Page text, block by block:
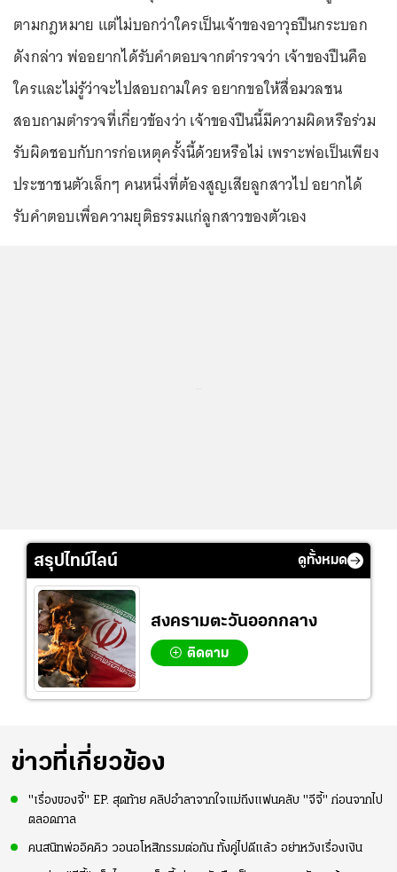
ตามกฎหมาย แต่ไม่บอกว่าใครเป็นเจ้าของอาวุธปืนกระบอก
ดังกล่าว พ่ออยากได้รับคำตอบจากตำรวจว่า เจ้าของปืนคือ
ใครและไม่รู้ว่าจะไปสอบถามใคร อยากขอให้สื่อมวลชน
สอบถามตำรวจที่เกี่ยวข้องว่า เจ้าของปืนนี้มีความผิดหรือร่วม
รับผิดชอบกับการก่อเหตุครั้งนี้ด้วยหรือไม่ เพราะพ่อเป็นเพียง
ประชาชนตัวเล็กๆ คนหนึ่งที่ต้องสูญเสียลูกสาวไป อยากได้
รับคำตอบเพื่อความยุติธรรมแก่ลูกสาวของตัวเอง
สรุปไทม์ไลน์ ดูทั้งหมด
สงครามตะวันออกกลาง
ติดตาม
ข่าวที่เกี่ยวข้อง
"เรื่องของจี้" EP. สุดท้าย คลิปอำลาจากใจแม่ถึงแฟนคลับ "จีจี้" ก่อนจากไป
ตลอดกาล
คนสนิทพ่ออิคคิว วอนอโหสิกรรมต่อกัน ทั้งคู่ไปดีแล้ว อย่าหวังเรื่องเงิน